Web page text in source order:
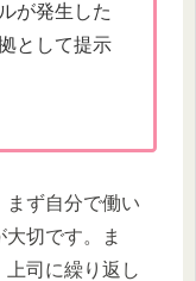
が発生した
として提示
まず自分で働い
切です。ま
司に繰り返し